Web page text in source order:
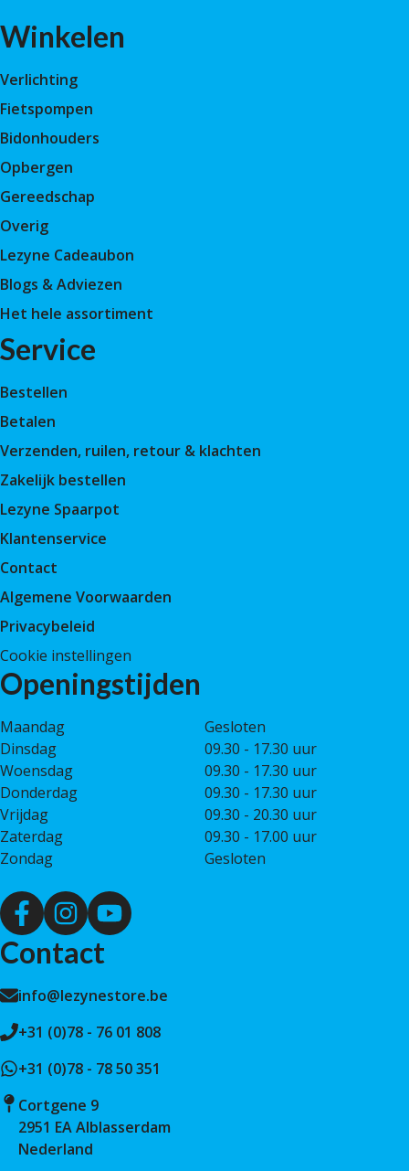
Winkelen
Verlichting
Fietspompen
Bidonhouders
Opbergen
Gereedschap
Overig
Lezyne Cadeaubon
Blogs & Adviezen
Het hele assortiment
Service
Bestellen
Betalen
Verzenden, ruilen, retour & klachten
Zakelijk bestellen
Lezyne Spaarpot
Klantenservice
Contact
Algemene Voorwaarden
Privacybeleid
Cookie instellingen
Openingstijden
Maandag
Gesloten
Dinsdag
09.30 - 17.30 uur
Woensdag
09.30 - 17.30 uur
Donderdag
09.30 - 17.30 uur
Vrijdag
09.30 - 20.30 uur
Zaterdag
09.30 - 17.00 uur
Zondag
Gesloten
Contact
info@lezynestore.be
+31 (0)78 - 76 01 808
+31 (0)78 - 78 50 351
Cortgene 9
2951 EA Alblasserdam
Nederland